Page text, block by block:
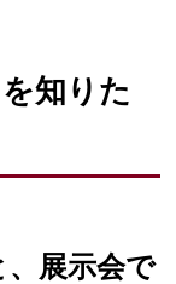
知りた
展示会で